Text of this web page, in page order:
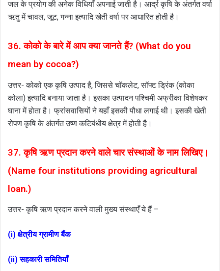
जल के प्रयोग की अनेक विधियाँ अपनाई जाती है। आर्द्र कृषि के अंतर्गत वर्षा
ऋतु में चावल, जूट, गन्ना इत्यादि खेती वर्षा पर आधारित होती है।
36. कोको के बारे में आप क्या जानते हैं? (What do you
mean by cocoa?)
उत्तर- कोको एक कृषि उत्पाद है, जिससे चॉकलेट, सॉफ्ट ड्रिंक (कोका
कोला) इत्यादि बनाया जाता है। इसका उत्पादन पश्चिमी अफ्रीका विशेषकर
घाना में होता है। फ्रांसवासियों ने यहाँ इसकी पौधा लगाई थी। इसकी खेती
रोपण कृषि के अंतर्गत उष्ण कटिबंधीय क्षेत्र में होती है।
37. कृषि ऋण प्रदान करने वाले चार संस्थाओं के नाम लिखिए।
(Name four institutions providing agricultural
loan.)
उत्तर- कृषि ऋण प्रदान करने वाली मुख्य संस्थाएँ ये हैं –
(i) क्षेत्रीय ग्रामीण बैंक
(ii) सहकारी समितियाँ